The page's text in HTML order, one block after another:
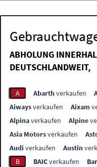
ABHOLUNG
DEUTSCHLANDWEIT,
A Abarthverkaufen
Aiwaysverkaufen Aixam
Alpinaverkaufen Alpine
Asia Motorsverkaufen
Audi verkaufen Austin
B
BAICverkaufen